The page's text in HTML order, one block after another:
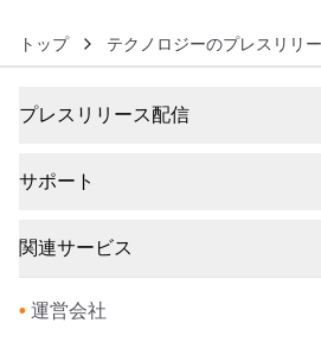
トップ テクノロジーのプレスリリ
プレスリリース配信
サポート
関連サービス
• 運営会社